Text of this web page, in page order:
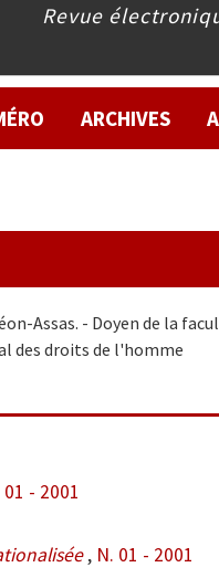
Revue
ARCHIVES
Assas. - Doyen de la
des droits de l'homme
01 - 2001
, N. 01 - 2001